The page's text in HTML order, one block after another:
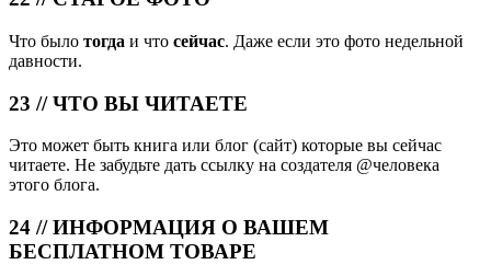
Что было тогда и что сейчас. Даже если это фото недельной
давности.
23 // ЧТО ВЫ ЧИТАЕТЕ
Это может быть книга или блог (сайт) которые вы сейчас
читаете. Не забудьте дать ссылку на создателя @человека
этого блога.
24 // ИНФОРМАЦИЯ О ВАШЕМ
БЕСПЛАТНОМ ТОВАРЕ